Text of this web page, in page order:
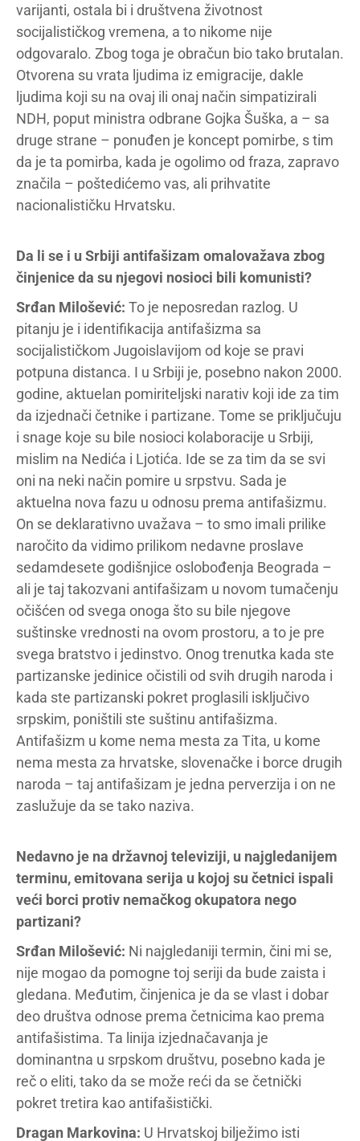
varijanti, ostala bi i društvena životnost
socijalističkog vremena, a to nikome nije
odgovaralo. Zbog toga je obračun bio tako brutalan.
Otvorena su vrata ljudima iz emigracije, dakle
ljudima koji su na ovaj ili onaj način simpatizirali
NDH, poput ministra odbrane Gojka Šuška, a – sa
druge strane – ponuđen je koncept pomirbe, s tim
da je ta pomirba, kada je ogolimo od fraza, zapravo
značila – poštedićemo vas, ali prihvatite
nacionalističku Hrvatsku.
Da li se i u Srbiji antifašizam omalovažava zbog
činjenice da su njegovi nosioci bili komunisti?
Srđan Milošević: To je neposredan razlog. U
pitanju je i identifikacija antifašizma sa
socijalističkom Jugoislavijom od koje se pravi
potpuna distanca. I u Srbiji je, posebno nakon 2000.
godine, aktuelan pomiriteljski narativ koji ide za tim
da izjednači četnike i partizane. Tome se priključuju
i snage koje su bile nosioci kolaboracije u Srbiji,
mislim na Nedića i Ljotića. Ide se za tim da se svi
oni na neki način pomire u srpstvu. Sada je
aktuelna nova fazu u odnosu prema antifašizmu.
On se deklarativno uvažava – to smo imali prilike
naročito da vidimo prilikom nedavne proslave
sedamdesete godišnjice oslobođenja Beograda –
ali je taj takozvani antifašizam u novom tumačenju
očišćen od svega onoga što su bile njegove
suštinske vrednosti na ovom prostoru, a to je pre
svega bratstvo i jedinstvo. Onog trenutka kada ste
partizanske jedinice očistili od svih drugih naroda i
kada ste partizanski pokret proglasili isključivo
srpskim, poništili ste suštinu antifašizma.
Antifašizm u kome nema mesta za Tita, u kome
nema mesta za hrvatske, slovenačke i borce drugih
naroda – taj antifašizam je jedna perverzija i on ne
zaslužuje da se tako naziva.
Nedavno je na državnoj televiziji, u najgledanijem
terminu, emitovana serija u kojoj su četnici ispali
veći borci protiv nemačkog okupatora nego
partizani?
Srđan Milošević: Ni najgledaniji termin, čini mi se,
nije mogao da pomogne toj seriji da bude zaista i
gledana. Međutim, činjenica je da se vlast i dobar
deo društva odnose prema četnicima kao prema
antifašistima. Ta linija izjednačavanja je
dominantna u srpskom društvu, posebno kada je
reč o eliti, tako da se može reći da se četnički
pokret tretira kao antifašistički.
Dragan Markovina: U Hrvatskoj bilježimo isti